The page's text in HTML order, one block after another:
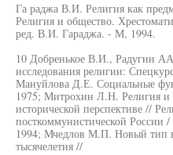
Га раджа В.И. Религия как
Религия и общество.
ред. В.И. Гараджа. - М, 1994.
10 Добренькое В.И., Радугин
исследования религии:
Мануйлова Д.Е. Социальные
1975; Митрохин Л.Н. Религия и
исторической перспективе //
посткоммунистической
1994; Мчедлов М.П. Новый тип
тысячелетия //